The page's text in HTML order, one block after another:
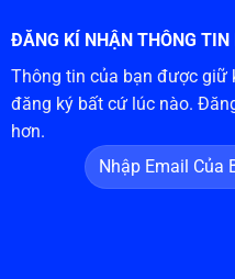
ĐĂNG KÍ NHẬN THÔNG TIN
Thông tin của bạn được giữ
đăng ký bất cứ lúc nào.
hơn.